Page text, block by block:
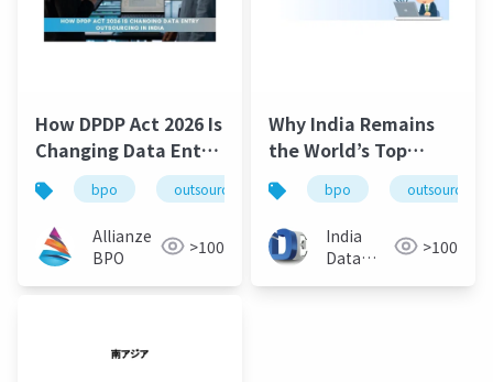
How DPDP Act 2026 Is
Changing Data Entry
Outsourcing in India
bpo outsourcing data entry dpdp
Allianze
BPO
>100
Why India Remains
the World’s Top
Outsourcing
Destination in 2026
bpo outsourcing
India
Data
>100